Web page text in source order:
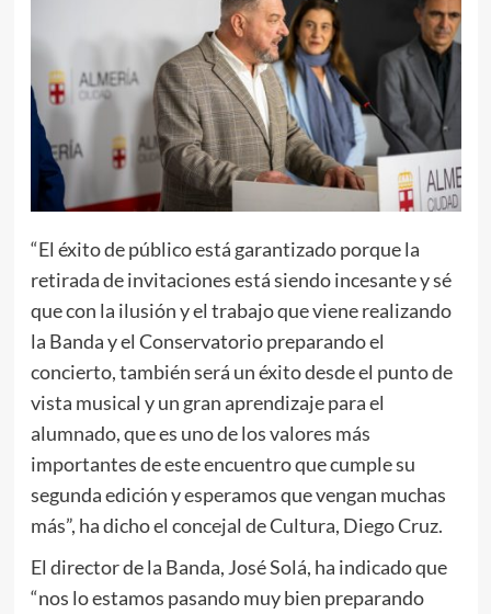
“El éxito de público está garantizado porque la
retirada de invitaciones está siendo incesante y sé
que con la ilusión y el trabajo que viene realizando
la Banda y el Conservatorio preparando el
concierto, también será un éxito desde el punto de
vista musical y un gran aprendizaje para el
alumnado, que es uno de los valores más
importantes de este encuentro que cumple su
segunda edición y esperamos que vengan muchas
más”, ha dicho el concejal de Cultura, Diego Cruz.
El director de la Banda, José Solá, ha indicado que
“nos lo estamos pasando muy bien preparando